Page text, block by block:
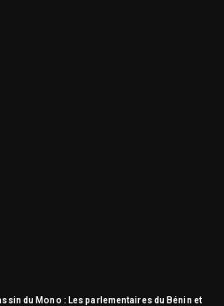
du Mono : Les parlementaires du Bénin et